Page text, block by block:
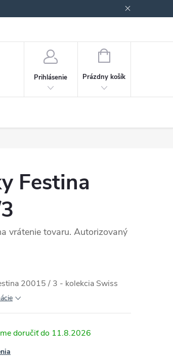
Prihlásenie
NÁKUPNÝ
Prázdny košík
Festina
vrátenie tovaru. Autorizovaný
20015 / 3 - kolekcia Swiss
11.8.2026